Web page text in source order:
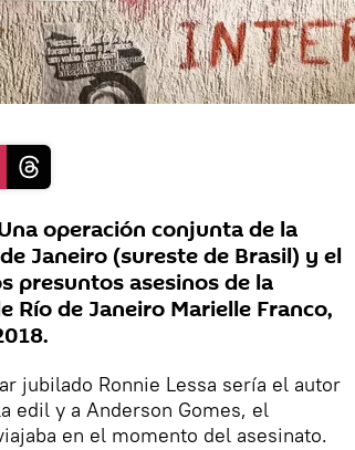
operación conjunta de la
Janeiro (sureste de Brasil) y el
presuntos asesinos de la
Río de Janeiro Marielle Franco,
jubilado Ronnie Lessa sería el autor
edil y a Anderson Gomes, el
en el momento del asesinato.